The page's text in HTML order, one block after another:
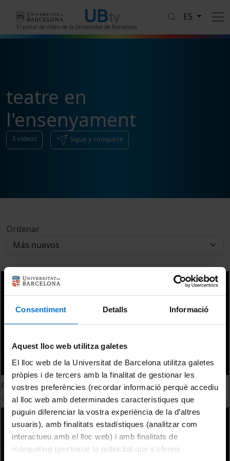
Consentiment Detalls Informació
Aquest lloc web utilitza galetes
El lloc web de la Universitat de Barcelona utilitza galetes
pròpies i de tercers amb la finalitat de gestionar les
vostres preferències (recordar informació perquè accediu
al lloc web amb determinades característiques que
puguin diferenciar la vostra experiència de la d’altres
usuaris), amb finalitats estadístiques (analitzar com
interactueu amb el lloc web) i amb finalitats de
màrqueting (gestionar la publicitat que s’ofereix
El portal de vídeo de la Universitat de Barcelona
ES
teatre en
l'ensenyament
3vídeos Sigue y comparte
Ordenar
PDI, a escena - Grup de teatre AulaScenica
9 Febrero, 2018